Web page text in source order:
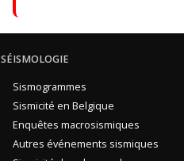
SÉISMOLOGIE
Sismogrammes
Sismicité en Belgique
Enquêtes macrosismiques
Autres événements sismiques